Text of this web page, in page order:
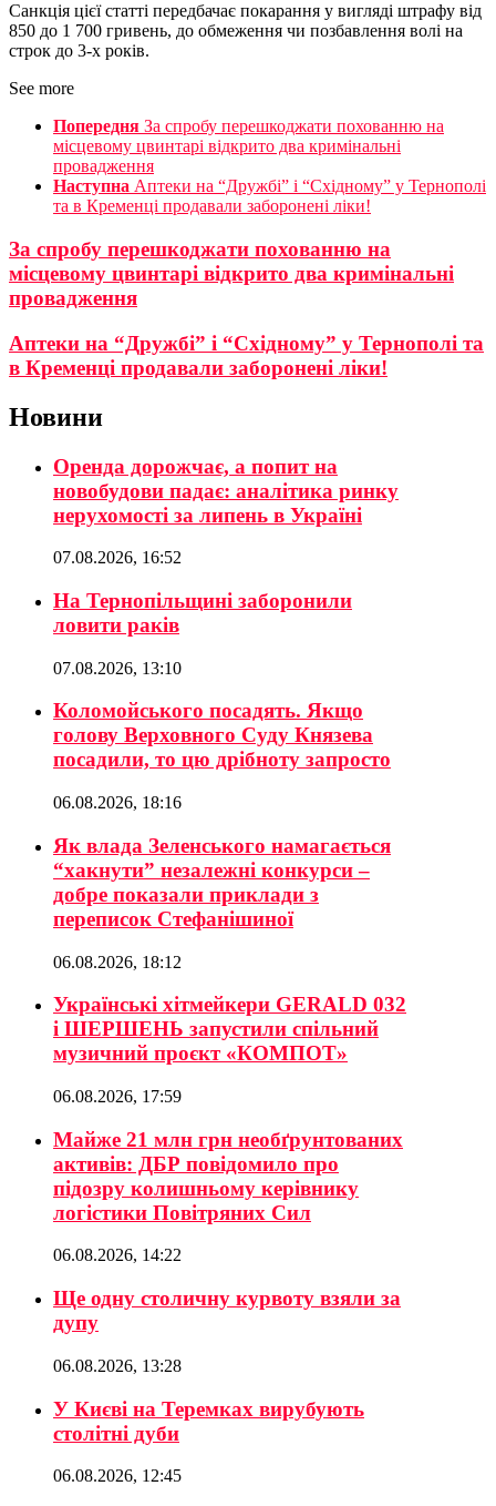
Санкція цієї статті передбачає покарання у вигляді штрафу від
850 до 1 700 гривень, до обмеження чи позбавлення волі на
строк до 3-х років.
See more
Попередня За спробу перешкоджати похованню на
місцевому цвинтарі відкрито два кримінальні
провадження
Наступна Аптеки на “Дружбі” і “Східному” у Тернополі
та в Кременці продавали заборонені ліки!
За спробу перешкоджати похованню на
місцевому цвинтарі відкрито два кримінальні
провадження
Аптеки на “Дружбі” і “Східному” у Тернополі та
в Кременці продавали заборонені ліки!
Новини
Оренда дорожчає, а попит на
новобудови падає: аналітика ринку
нерухомості за липень в Україні
07.08.2026, 16:52
На Тернопільщині заборонили
ловити раків
07.08.2026, 13:10
Коломойського посадять. Якщо
голову Верховного Суду Князева
посадили, то цю дрібноту запросто
06.08.2026, 18:16
Як влада Зеленського намагається
“хакнути” незалежні конкурси –
добре показали приклади з
переписок Стефанішиної
06.08.2026, 18:12
Українські хітмейкери GERALD 032
і ШЕРШЕНЬ запустили спільний
музичний проєкт «КОМПОТ»
06.08.2026, 17:59
Майже 21 млн грн необґрунтованих
активів: ДБР повідомило про
підозру колишньому керівнику
логістики Повітряних Сил
06.08.2026, 14:22
Ще одну столичну курвоту взяли за
дупу
06.08.2026, 13:28
У Києві на Теремках вирубують
столітні дуби
06.08.2026, 12:45